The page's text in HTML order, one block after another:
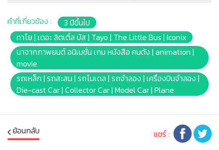
* เหมาะสำหรับเด็กอายุ 3ปีชึ้นไป
หมายเหตุ: สินค้าอาจมีการเปลี่ยนแปลงลวดลาย สีสันบน
ผลิตภัณฑ์ หรือแพ็คเกจโดยร้านฯอาจไม่สามารถแจ้งให้ทราบ
ล่วงหน้า และสีของผลิตภัณฑ์ที่แสดงบนเว็บไซต์อาจมีความ
แตกต่างกันจากการตั้งค่าการแสดงผลสีของแต่ละหน้าจอ
คำเตือน/ข้อห้าม: ห้ามแยกชิ้นส่วนออกจากกัน ชิ้นส่วนมี
เชี่ยวชาญ ไม่นำเข้าจมูก และขว้างปา
มอก.: 685 เล่ม1-2562
คำที่เกี่ยวข้อง :
3 ปีขึ้นไป
ทาโย | เดอะ ลิตเติ้ล บัส | Tayo | The Little Bus | Iconix
มาจากภาพยนต์ อนิเมชั่น เกม หนังสือ คนดัง | animation |
movie
รถเหล็ก | รถสะสม | รถโมเดล | รถจำลอง | เครื่องบินจำลอง |
Die-cast Car | Collector Car | Model Car | Plane
ย้อนกลับ แชร์ :